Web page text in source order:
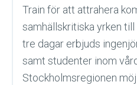
Train för att attrahera
samhällskritiska yrken
tre dagar erbjuds
samt studenter inom
Stockholmsregionen